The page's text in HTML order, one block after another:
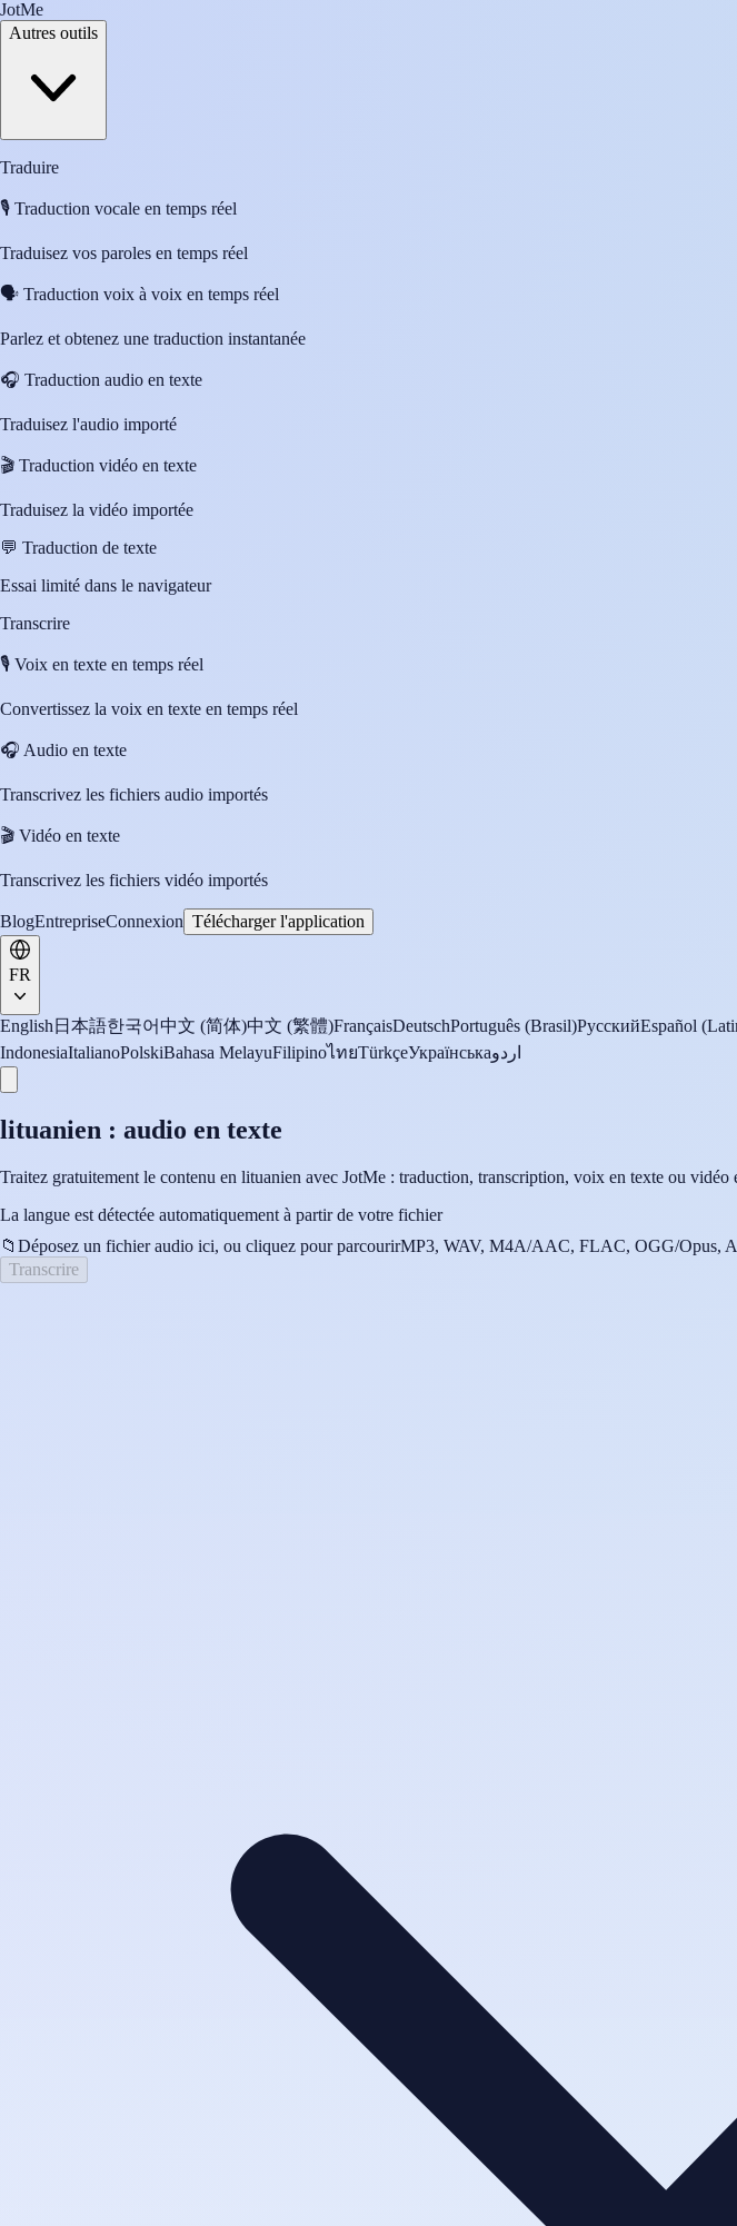
JotMe
Autres outils
Traduire
🎙️ Traduction vocale en temps réel
Traduisez vos paroles en temps réel
🗣️ Traduction voix à voix en temps réel
Parlez et obtenez une traduction instantanée
🎧 Traduction audio en texte
Traduisez l'audio importé
🎬 Traduction vidéo en texte
Traduisez la vidéo importée
💬 Traduction de texte
Essai limité dans le navigateur
Transcrire
🎙️ Voix en texte en temps réel
Convertissez la voix en texte en temps réel
🎧 Audio en texte
Transcrivez les fichiers audio importés
🎬 Vidéo en texte
Transcrivez les fichiers vidéo importés
BlogEntrepriseConnexion Télécharger l'application
FR
English 日本語한국어中文 (简体)中文 (繁體)FrançaisDeutschPortuguês (Brasil)РусскийEspañol
IndonesiaItalianoPolskiBahasa MelayuFilipinoไทยTürkçeУкраїнськаاردو
lituanien : audio en texte
Traitez gratuitement le contenu en lituanien avec JotMe : traduction, transcription, voix en texte ou
La langue est détectée automatiquement à partir de votre fichier
📁 Déposez un fichier audio ici, ou cliquez pour parcourirMP3, WAV, M4A/AAC, FLAC, OGG/Opus,
Transcrire